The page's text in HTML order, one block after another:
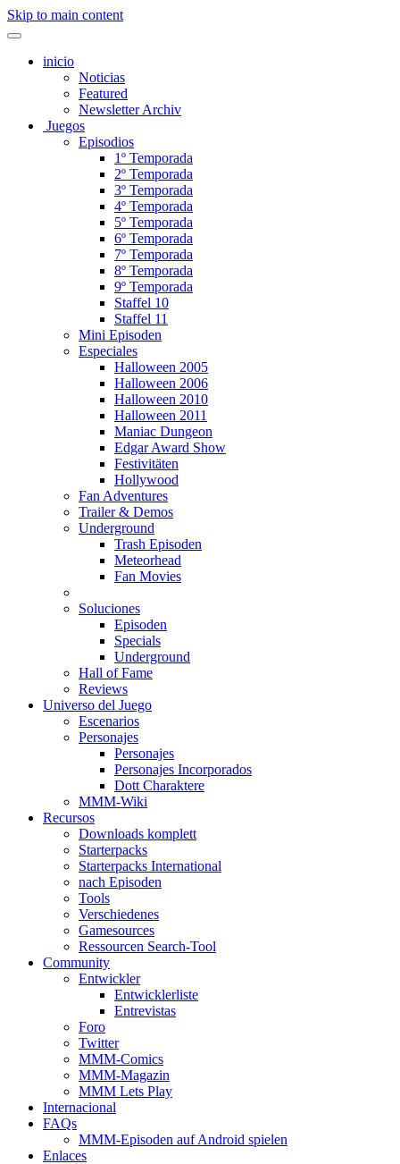
Skip to main content
inicio
Noticias
Featured
Newsletter Archiv
Juegos
Episodios
1º Temporada
2º Temporada
3º Temporada
4º Temporada
5º Temporada
6º Temporada
7º Temporada
8º Temporada
9º Temporada
Staffel 10
Staffel 11
Mini Episoden
Especiales
Halloween 2005
Halloween 2006
Halloween 2010
Halloween 2011
Maniac Dungeon
Edgar Award Show
Festivitäten
Hollywood
Fan Adventures
Trailer & Demos
Underground
Trash Episoden
Meteorhead
Fan Movies
Soluciones
Episoden
Specials
Underground
Hall of Fame
Reviews
Universo del Juego
Escenarios
Personajes
Personajes
Personajes Incorporados
Dott Charaktere
MMM-Wiki
Recursos
Downloads komplett
Starterpacks
Starterpacks International
nach Episoden
Tools
Verschiedenes
Gamesources
Ressourcen Search-Tool
Community
Entwickler
Entwicklerliste
Entrevistas
Foro
Twitter
MMM-Comics
MMM-Magazin
MMM Lets Play
Internacional
FAQs
MMM-Episoden auf Android spielen
Enlaces